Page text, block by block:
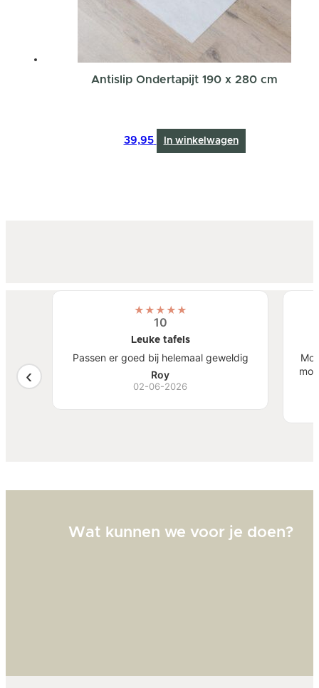
Antislip Ondertapijt 190 x 280 cm
39,95 In winkelwagen
★★★★★
10
Leuke tafels
Passen er goed bij helemaal geweldig
Roy
02-06-2026
Wat kunnen we voor je doen?